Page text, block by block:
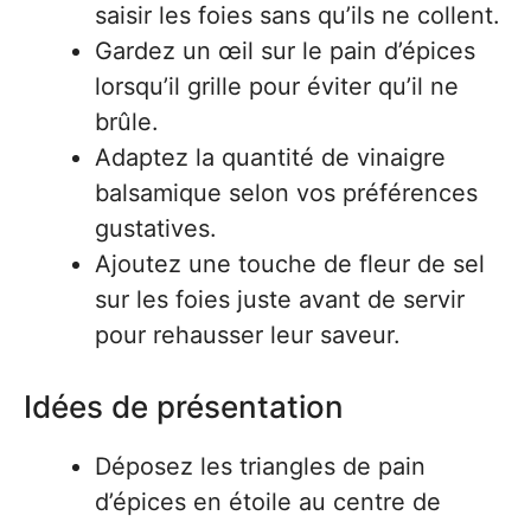
saisir les foies sans qu’ils ne collent.
Gardez un œil sur le pain d’épices
lorsqu’il grille pour éviter qu’il ne
brûle.
Adaptez la quantité de vinaigre
balsamique selon vos préférences
gustatives.
Ajoutez une touche de fleur de sel
sur les foies juste avant de servir
pour rehausser leur saveur.
Idées de présentation
Déposez les triangles de pain
d’épices en étoile au centre de